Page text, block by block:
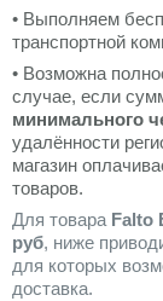
• Выполняем
транспортной
• Возможна
случае, если
минимального
удалённости
магазин
товаров.
Для товара Falto
руб, ниже
для которых
доставка.